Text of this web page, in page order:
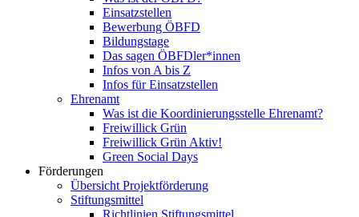
Einsatzstellen
Bewerbung ÖBFD
Bildungstage
Das sagen ÖBFDler*innen
Infos von A bis Z
Infos für Einsatzstellen
Ehrenamt
Was ist die Koordinierungsstelle Ehrenamt?
Freiwillick Grün
Freiwillick Grün Aktiv!
Green Social Days
Förderungen
Übersicht Projektförderung
Stiftungsmittel
Richtlinien Stiftungsmittel